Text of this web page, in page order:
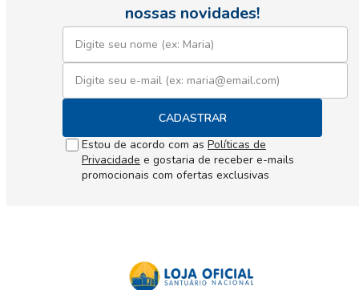
nossas novidades!
CADASTRAR
Estou de acordo com as Políticas de
Privacidade e gostaria de receber e-mails
promocionais com ofertas exclusivas